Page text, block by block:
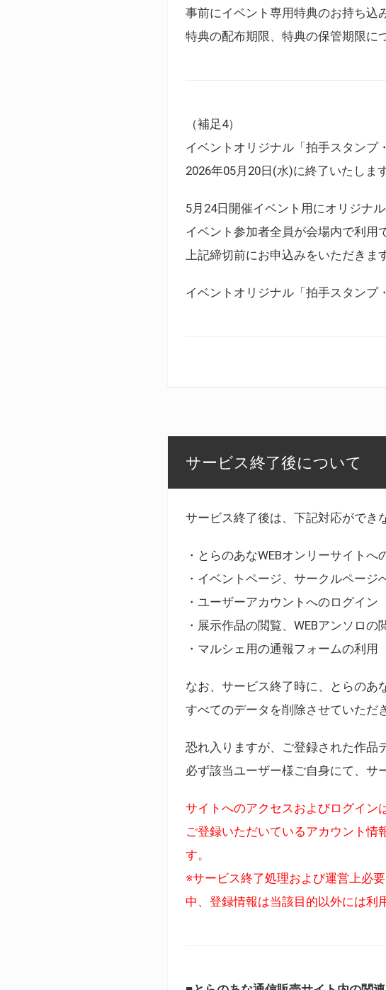
事前にイベント専用特典のお持ち込
特典の配布期限、特典の保管期限に
（補足4）
イベントオリジナル「拍手スタンプ
2026年05月20日(水)に終了いたします
5月24日開催イベント用にオリジナ
イベント参加者全員が会場内で利用
上記締切前にお申込みをいただきま
イベントオリジナル「拍手スタンプ
サービス終了後について
サービス終了後は、下記対応ができ
・とらのあなWEBオンリーサイトへ
・イベントページ、サークルページ
・ユーザーアカウントへのログイン
・展示作品の閲覧、WEBアンソロの
・マルシェ用の通報フォームの利用
なお、サービス終了時に、とらのあ
すべてのデータを削除させていただ
恐れ入りますが、ご登録された作品
必ず該当ユーザー様ご自身にて、サ
サイトへのアクセスおよびログイン
ご登録いただいているアカウント情
す。
※サービス終了処理および運営上必
中、登録情報は当該目的以外には利